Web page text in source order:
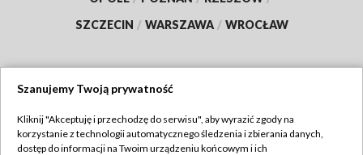
SZCZECIN / WARSZAWA / WROCŁAW
TVP
Szanujemy Twoją prywatność
Kliknij "Akceptuję i przechodzę do serwisu", aby wyrazić zgody na
korzystanie z technologii automatycznego śledzenia i zbierania danych,
dostęp do informacji na Twoim urządzeniu końcowym i ich